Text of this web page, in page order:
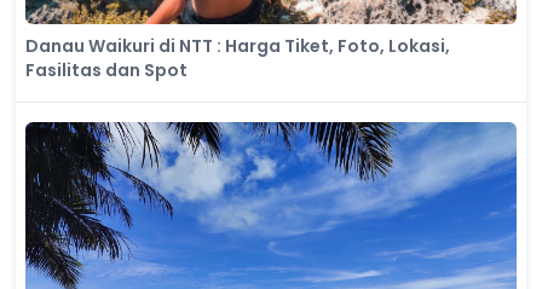
Danau Waikuri di NTT : Harga Tiket, Foto, Lokasi,
Fasilitas dan Spot